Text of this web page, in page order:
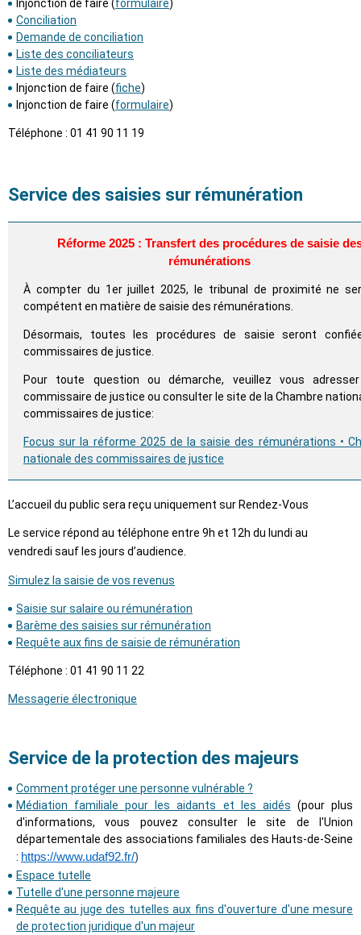
Injonction de faire (formulaire)
Conciliation
Demande de conciliation
Liste des conciliateurs
Liste des médiateurs
Injonction de faire (fiche)
Injonction de faire (formulaire)
Téléphone : 01 41 90 11 19
Service des saisies sur rémunération
Réforme 2025 : Transfert des procédures de saisie
rémunérations
À compter du 1er juillet 2025, le tribunal de proximité ne
compétent en matière de saisie des rémunérations.
Désormais, toutes les procédures de saisie seront
commissaires de justice.
Pour toute question ou démarche, veuillez vous
commissaire de justice ou consulter le site de la Chambre
commissaires de justice:
Focus sur la réforme 2025 de la saisie des rémunérations •
nationale des commissaires de justice
L’accueil du public sera reçu uniquement sur Rendez-Vous
Le service répond au téléphone entre 9h et 12h du lundi au
vendredi sauf les jours d’audience.
Simulez la saisie de vos revenus
Saisie sur salaire ou rémunération
Barème des saisies sur rémunération
Requête aux fins de saisie de rémunération
Téléphone : 01 41 90 11 22
Messagerie électronique
Service de la protection des majeurs
Comment protéger une personne vulnérable ?
Médiation familiale pour les aidants et les aidés (pour plus
d'informations, vous pouvez consulter le site de l'Union
départementale des associations familiales des Hauts-de-Seine
: https://www.udaf92.fr/)
Espace tutelle
Tutelle d'une personne majeure
Requête au juge des tutelles aux fins d'ouverture d'une mesure
de protection juridique d'un majeur